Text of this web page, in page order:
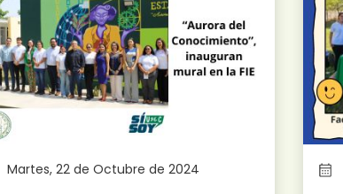
Martes, 22 de Octubre de 2024